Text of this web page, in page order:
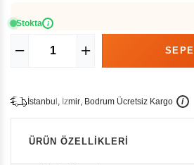
Stokta i
İstanbu , İzmir, Bodrum Ücretsiz Kargo i
ÜRÜN ÖZELLIKLERI